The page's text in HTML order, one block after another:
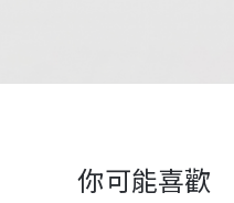
你可能喜歡